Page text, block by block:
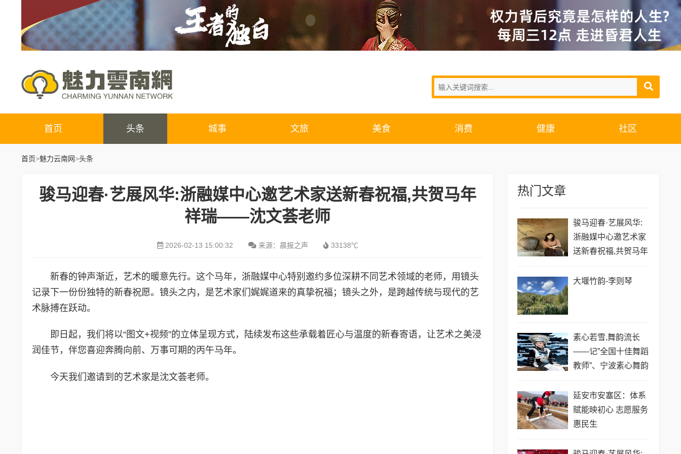
首页 头条 城事 文旅 美食 消费 健康 社区
首页>魅力云南网>头条
骏马迎春·艺展风华:浙融媒中心邀艺术家送新春祝福,共贺马年
祥瑞——沈文荟老师
2026-02-13 15:00:32 来源：晨报之声 33138℃
新春的钟声渐近，艺术的暖意先行。这个马年，浙融媒中心特别邀约多位深耕不同艺术领域的老师，用镜头
记录下一份份独特的新春祝愿。镜头之内，是艺术家们娓娓道来的真挚祝福；镜头之外，是跨越传统与现代的艺
术脉搏在跃动。
即日起，我们将以“图文+视频”的立体呈现方式，陆续发布这些承载着匠心与温度的新春寄语，让艺术之美浸
润佳节，伴您喜迎奔腾向前、万事可期的丙午马年。
今天我们邀请到的艺术家是沈文荟老师。
热门文章
骏马迎春·艺展风华:
浙融媒中心邀艺术家
送新春祝福,共贺马年
大堰竹韵-​李则琴
素心若雪,舞韵流长
——记”全国十佳舞蹈
教师”、宁波素心舞韵
延安市安塞区：体系
赋能映初心 志愿服务
惠民生